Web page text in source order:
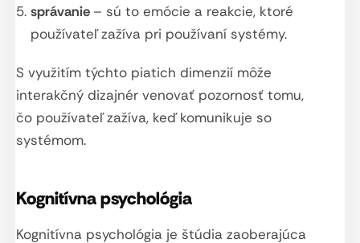
správanie – sú to emócie a reakcie, ktoré
používateľ zažíva pri používaní systémy.
S využitím týchto piatich dimenzií môže
interakčný dizajnér venovať pozornosť tomu,
čo používateľ zažíva, keď komunikuje so
systémom.
Kognitívna psychológia
Kognitívna psychológia je štúdia zaoberajúca